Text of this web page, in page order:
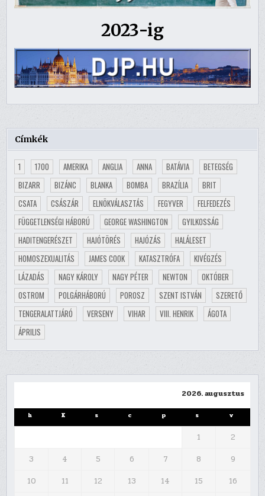
2023-ig
Címkék
1 1700 AMERIKA ANGLIA ANNA BATÁVIA
BETEGSÉG
BIZARR
BIZÁNC BLANKA BOMBA BRAZÍLIA
BRIT
CSATA
CSÁSZÁR ELNÖKVÁLASZTÁS FEGYVER
FELFEDEZÉS
FÜGGETLENSÉGI HÁBORÚ
GEORGE WASHINGTON
GYILKOSSÁG
HADITENGERÉSZET
HAJÓTÖRÉS HAJÓZÁS
HALÁLESET
HOMOSZEXUALITÁS
JAMES COOK KATASZTRÓFA
KIVÉGZÉS
LÁZADÁS
NAGY KÁROLY NAGY PÉTER NEWTON
OKTÓBER
OSTROM
POLGÁRHÁBORÚ POROSZ SZENT ISTVÁN
SZERETŐ
TENGERALATTJÁRÓ
VERSENY VIHAR VIII. HENRIK
ÁGOTA
ÁPRILIS
2026. augusztus
h K s c p s v
1
2
3
4 5 6 7 8
9
10
11 12 13 14 15 16